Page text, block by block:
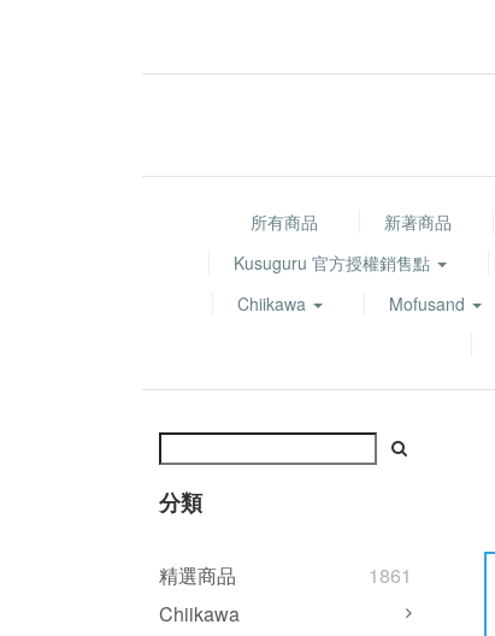
所有商品 新著商品
Kusuguru 官方授權銷售點
Chiikawa
Mofusand
分類
精選商品
1861
Chiikawa